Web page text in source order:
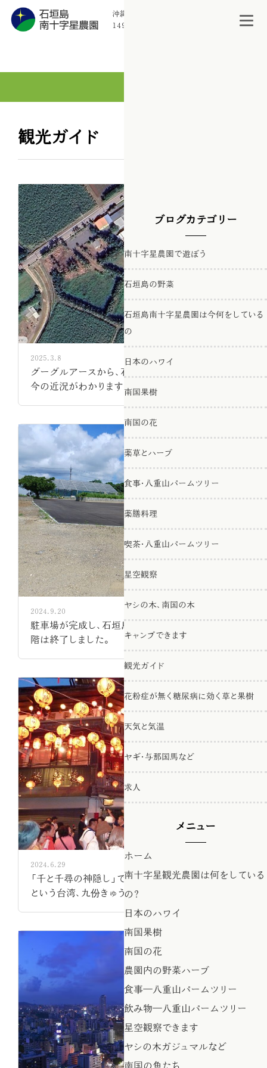
沖縄県石垣市宮良
1494-93
観光ガイド
2025.3.8
グーグルアースから、石垣島南十字星観光農園、
今の近況がわかります。
2024.9.20
駐車場が完成し、石垣島南十字星農園は、第一段
階は終了しました。
2024.6.29
「千と千尋の神隠し」で参考にしたのではないか
という台湾、九份きゅうふん
ブログカテゴリー
南十字星農園で遊ぼう
石垣島の野菜
石垣島南十字星農園は今何をしている
の
日本のハワイ
南国果樹
南国の花
薬草とハーブ
食事・八重山パームツリー
薬膳料理
喫茶・八重山パームツリー
星空観察
ヤシの木、南国の木
キャンプできます
観光ガイド
花粉症が無く糖尿病に効く草と果樹
天気と気温
ヤギ・与那国馬など
求人
メニュー
ホーム
南十字星観光農園は何をしている
の？
日本のハワイ
南国果樹
南国の花
農園内の野菜ハーブ
食事―八重山パームツリー
飲み物―八重山パームツリー
星空観察できます
ヤシの木ガジュマルなど
南国の魚たち